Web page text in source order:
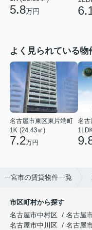
5.8万円
よく見られている物
名古屋市東区東片端町
1K (24.43㎡)
7.2万円
一宮市の賃貸物件一覧
市区町村から探す
名古屋市中村区
名古屋
名古屋市中川区
名古屋